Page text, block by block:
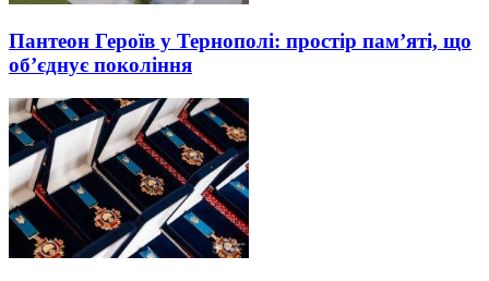
Пантеон Героїв у Тернополі: простір пам’яті, що
об’єднує покоління